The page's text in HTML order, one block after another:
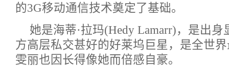
的3G移动通信技术奠定了基础。
她是海蒂·拉玛(Hedy Lamarr)，是出
方高层私交甚好的好莱坞巨星，是全世
雯丽也因长得像她而倍感自豪。